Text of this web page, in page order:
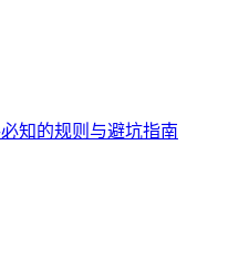
知的规则与避坑指南